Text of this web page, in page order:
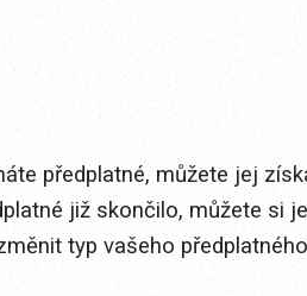
předplatné, můžete jej
již skončilo, můžete si
typ vašeho